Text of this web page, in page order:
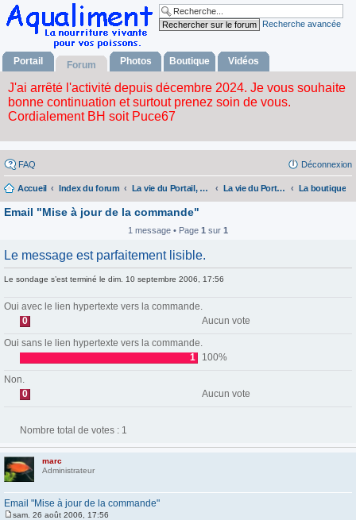
Recherche avancée
Portail Forum Photos Boutique Vidéos
FAQ Déconnexion
Accueil Index du forum La vie du Portail, du forum, de l'album photos, la boutique et des videos. La vie du Portail, du Forum, de l'album Fhotos, la Boutique et des Videos. La boutique
Email "Mise à jour de la commande"
1 message • Page 1 sur 1
Le message est parfaitement lisible.
Le sondage s’est terminé le dim. 10 septembre 2006, 17:56
Oui avec le lien hypertexte vers la commande.
0
Aucun vote
Oui sans le lien hypertexte vers la commande.
1
100%
Non.
0
Aucun vote
Nombre total de votes : 1
marc
Administrateur
Email "Mise à jour de la commande"
sam. 26 août 2006, 17:56